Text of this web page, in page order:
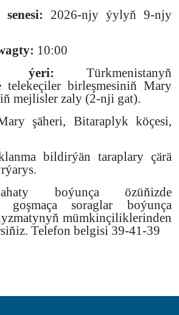
2026-njy ýylyň 9-njy
10:00
ýeri: Türkmenistanyň
telekeçiler birleşmesiniň Mary
mejlisler zaly (2-nji gat).
şäheri, Bitaraplyk köçesi,
bildirýän taraplary çärä
boýunça özüňizde
goşmaça soraglar boýunça
mümkinçiliklerinden
Telefon belgisi 39-41-39